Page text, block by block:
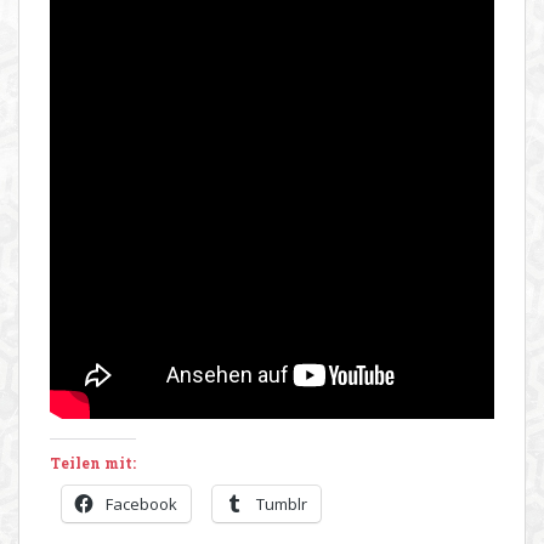
Teilen mit:
Facebook Tumblr